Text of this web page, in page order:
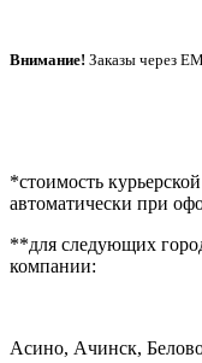
Внимание! Заказы через
*стоимость
автоматически при
**для следующих
компании:
Асино, Ачинск,